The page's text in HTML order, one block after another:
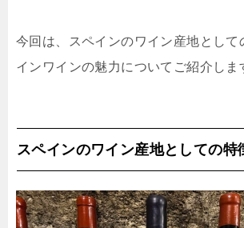
今回は、スペインのワイン産地として
インワインの魅力についてご紹介しま
スペインのワイン産地としての特